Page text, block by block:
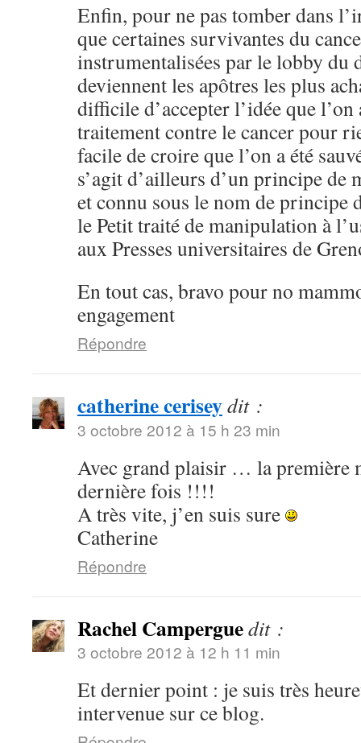
Enfin, pour ne pas tomber dans
que certaines survivantes du
instrumentalisées par le lobby du
deviennent les apôtres les plus
difficile d’accepter l’idée que
traitement contre le cancer pour
facile de croire que l’on a été
s’agit d’ailleurs d’un principe de
et connu sous le nom de principe
le Petit traité de manipulation à
aux Presses universitaires de
En tout cas, bravo pour no
engagement
Répondre
catherine ceriseydit :
3 octobre 2012 à 15 h 23 min
Avec grand plaisir … la première
dernière fois !!!!
A très vite, j’en suis sure
Catherine
Répondre
Rachel Camperguedit :
3 octobre 2012 à 12 h 11 min
Et dernier point : je suis très
intervenue sur ce blog.